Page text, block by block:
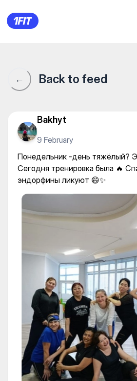
Студия Ardor Fit —
← Back to feed
Bakhyt
9 February
Понедельник -день тяжёлый?
Сегодня тренировка была 🔥
эндорфины ликуют 😄✨